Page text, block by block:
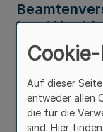
Land
LBeamtVG
In Kraft
Auf dieser
entweder allen
die für die
sind. Hier